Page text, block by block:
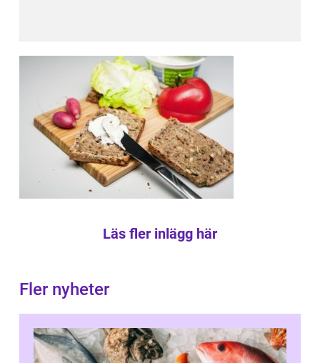
Läs fler inlägg här
Fler nyheter